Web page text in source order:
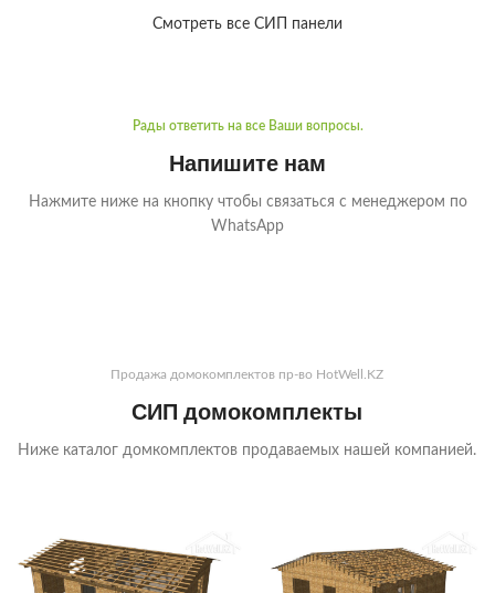
Смотреть все СИП панели
Рады ответить на все Ваши вопросы.
Напишите нам
Нажмите ниже на кнопку чтобы связаться с менеджером по
WhatsApp
Продажа домокомплектов пр-во HotWell.KZ
СИП домокомплекты
Ниже каталог домкомплектов продаваемых нашей компанией.